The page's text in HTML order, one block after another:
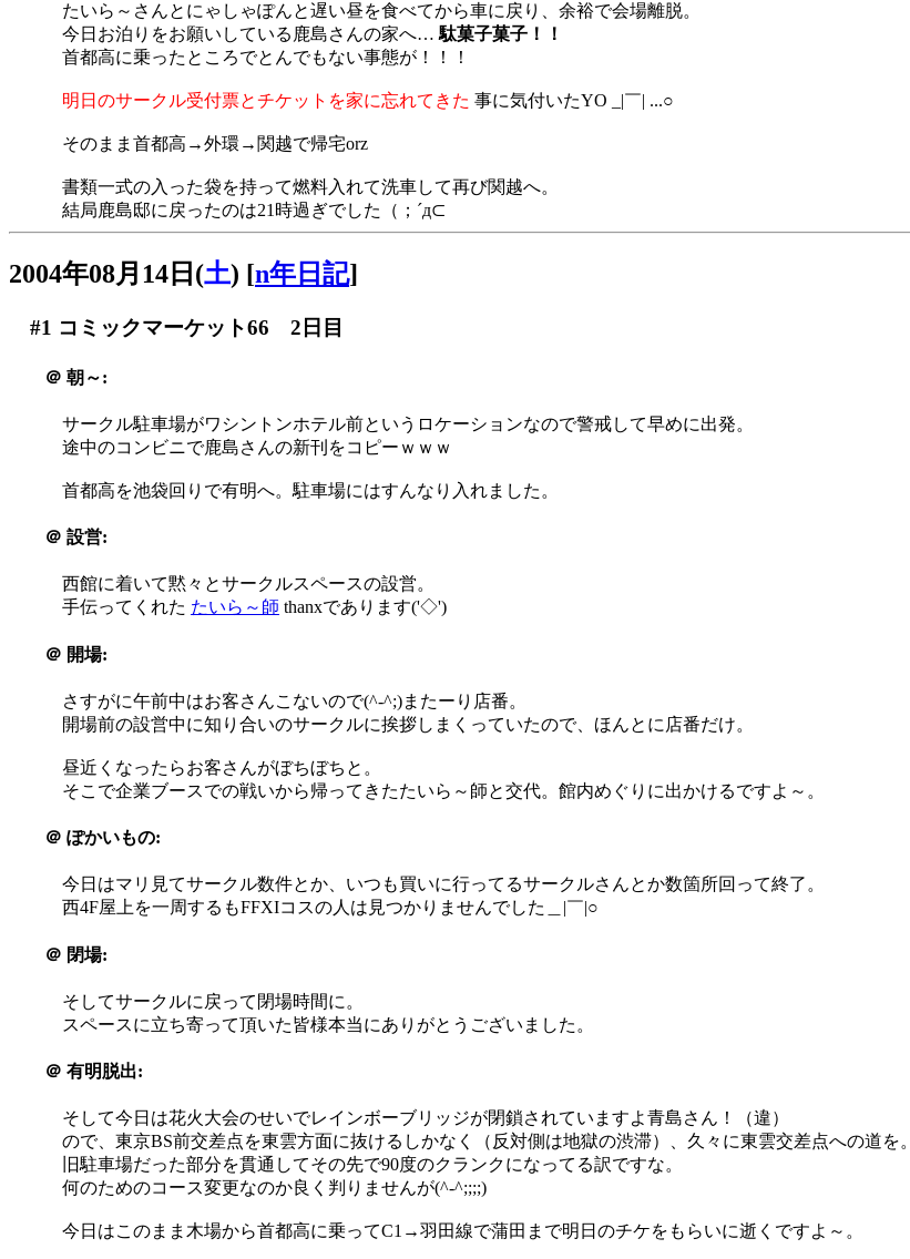
たいら～さんとにゃしゃぽんと遅い昼を食べてから車に戻り、余裕で会場離脱。
今日お泊りをお願いしている鹿島さんの家へ…駄菓子菓子！！
首都高に乗ったところでとんでもない事態が！！！
明日のサークル受付票とチケットを家に忘れてきた 事に気付いたYO _|￣| ...○
そのまま首都高→外環→関越で帰宅orz
書類一式の入った袋を持って燃料入れて洗車して再び関越へ。
結局鹿島邸に戻ったのは21時過ぎでした（；´д⊂
2004年08月14日(土) [n年日記]
#1 コミックマーケット66 2日目
＠ 朝～:
サークル駐車場がワシントンホテル前というロケーションなので警戒して早めに出発。
途中のコンビニで鹿島さんの新刊をコピーｗｗｗ
首都高を池袋回りで有明へ。駐車場にはすんなり入れました。
＠ 設営:
西館に着いて黙々とサークルスペースの設営。
手伝ってくれた たいら～師 thanxであります('◇')ゞ
＠ 開場:
さすがに午前中はお客さんこないので(^-^;)またーり店番。
開場前の設営中に知り合いのサークルに挨拶しまくっていたので、ほんとに店番だけ。
昼近くなったらお客さんがぼちぼちと。
そこで企業ブースでの戦いから帰ってきたたいら～師と交代。館内めぐりに出かけるですよ～。
＠ ぽかいもの:
今日はマリ見てサークル数件とか、いつも買いに行ってるサークルさんとか数箇所回って終了。
西4F屋上を一周するもFFXIコスの人は見つかりませんでした＿|￣|○
＠ 閉場:
そしてサークルに戻って閉場時間に。
スペースに立ち寄って頂いた皆様本当にありがとうございました。
＠ 有明脱出:
そして今日は花火大会のせいでレインボーブリッジが閉鎖されていますよ青島さん！（違）
ので、東京BS前交差点を東雲方面に抜けるしかなく（反対側は地獄の渋滞）、久々に東雲交差点への道を。
旧駐車場だった部分を貫通してその先で90度のクランクになってる訳ですな。
何のためのコース変更なのか良く判りませんが(^-^;;;;)
今日はこのまま木場から首都高に乗ってC1→羽田線で蒲田まで明日のチケをもらいに逝くですよ～。